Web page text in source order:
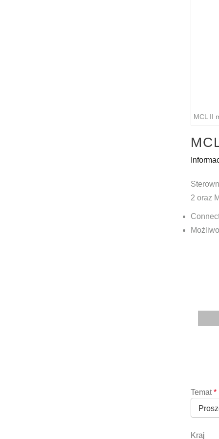
MCL II
2 oraz
Temat *
Kraj